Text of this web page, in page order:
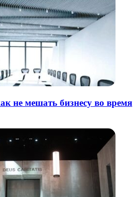
не мешать бизнесу во время